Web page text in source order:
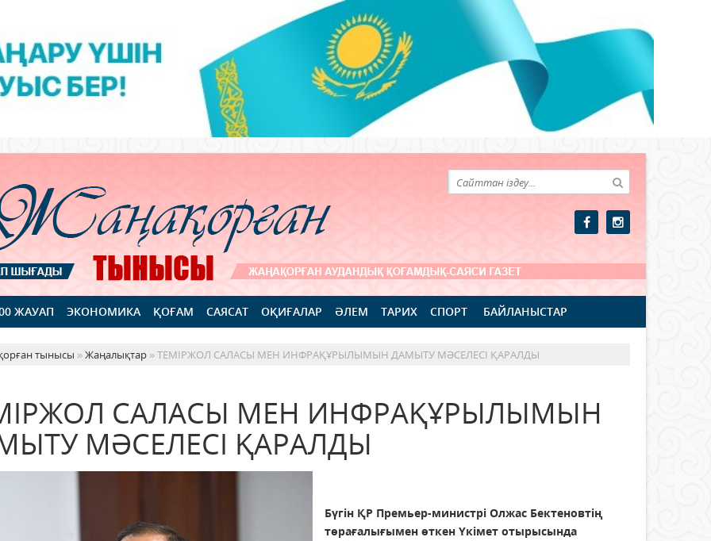
ЖАУАП ЭКОНОМИКА ҚОҒАМ САЯСАТ ОҚИҒАЛАР ӘЛЕМ ТАРИХ СПОРТ БАЙЛАНЫСТАР
тынысы »Жаңалықтар » ТЕМІРЖОЛ САЛАСЫ МЕН ИНФРАҚҰРЫЛЫМЫН ДАМЫТУ МӘСЕЛЕСІ ҚАРАЛДЫ
САЛАСЫ МЕН ИНФРАҚҰРЫЛЫМЫН
МӘСЕЛЕСІ ҚАРАЛДЫ
Бүгін ҚР Премьер-министрі Олжас Бектеновтің
төрағалығымен өткен Үкімет отырысында